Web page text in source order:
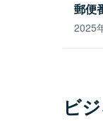
郵便
2025
ビ